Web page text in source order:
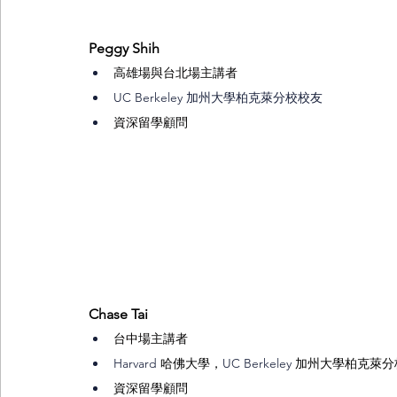
Peggy Shih
高雄場與台北場主講者
UC Berkeley 加州大學柏克萊分校校友
資深留學顧問
Chase Tai
台中場主講者
Harvard 哈佛大學， UC Berkeley 加州大學柏克萊
資深留學顧問